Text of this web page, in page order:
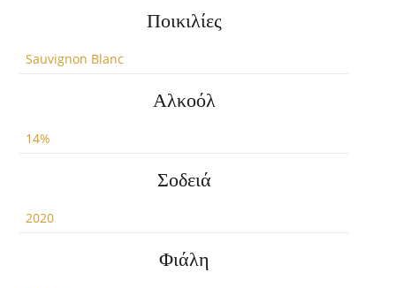
Ποικιλίες
Sauvignon Blanc
Αλκοόλ
14%
Σοδειά
2020
Φιάλη